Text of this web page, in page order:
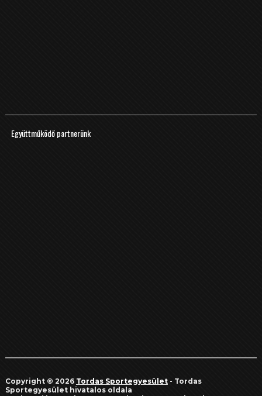
Együttműködő partnerünk
Copyright © 2026 Tordas Sportegyesület- Tordas
Sportegyesület hivatalos oldala